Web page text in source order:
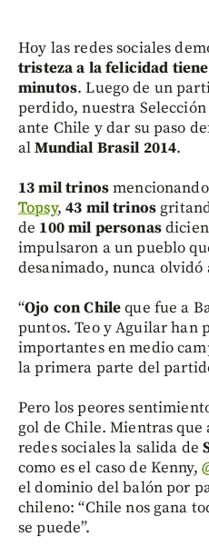
Hoy las redes sociales
tristeza a la felicidad
minutos. Luego de un
perdido, nuestra
ante Chile y dar su paso
alMundial Brasil 2014.
13 mil trinos
Topsy,43 mil trinos
de 100 mil personas
impulsaron a un pueblo
desanimado, nunca olvidó
“Ojo con Chileque fue a
puntos. Teo y Aguilar han
importantes en medio
la primera parte del
Pero los peores
gol de Chile. Mientras que
redes sociales la salida de
como es el caso de Kenny,
el dominio del balón por
chileno: “Chile nos gana
se puede”.